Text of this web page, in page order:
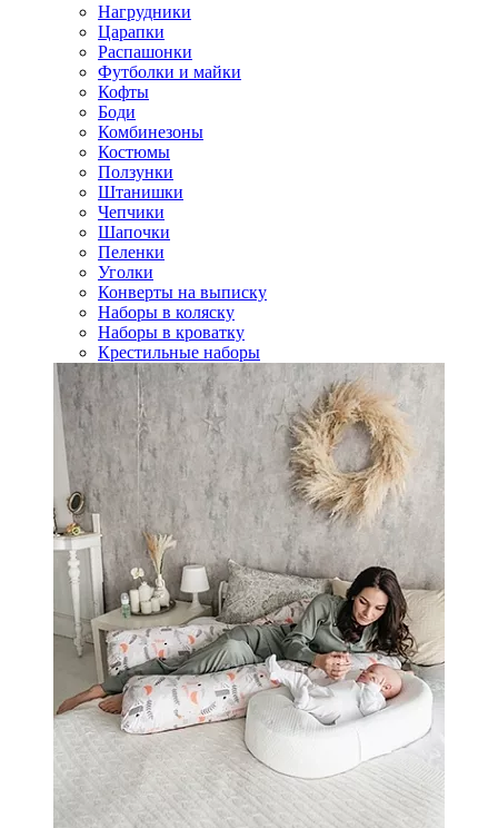
Нагрудники
Царапки
Распашонки
Футболки и майки
Кофты
Боди
Комбинезоны
Костюмы
Ползунки
Штанишки
Чепчики
Шапочки
Пеленки
Уголки
Конверты на выписку
Наборы в коляску
Наборы в кроватку
Крестильные наборы